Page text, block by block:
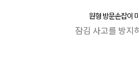
원형 방문손잡이
잠김 사고를 방지